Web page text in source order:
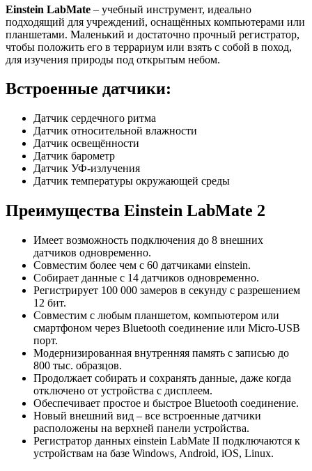
Einstein LabMate – учебный инструмент, идеально
подходящий для учреждений, оснащённых компьютерами или
планшетами. Маленький и достаточно прочный регистратор,
чтобы положить его в террариум или взять с собой в поход,
для изучения природы под открытым небом.
Встроенные датчики:
Датчик сердечного ритма
Датчик относительной влажности
Датчик освещённости
Датчик барометр
Датчик УФ-излучения
Датчик температуры окружающей среды
Преимущества Einstein LabMate 2
Имеет возможность подключения до 8 внешних
датчиков одновременно.
Совместим более чем с 60 датчиками einstein.
Собирает данные с 14 датчиков одновременно.
Регистрирует 100 000 замеров в секунду с разрешением
12 бит.
Совместим с любым планшетом, компьютером или
смартфоном через Bluetooth соединение или Micro-USB
порт.
Модернизированная внутренняя память с записью до
800 тыс. образцов.
Продолжает собирать и сохранять данные, даже когда
отключено от устройства с дисплеем.
Обеспечивает простое и быстрое Bluetooth соединение.
Новый внешний вид – все встроенные датчики
расположены на верхней панели устройства.
Регистратор данных einstein LabMate II подключаются к
устройствам на базе Windows, Android, iOS, Linux.